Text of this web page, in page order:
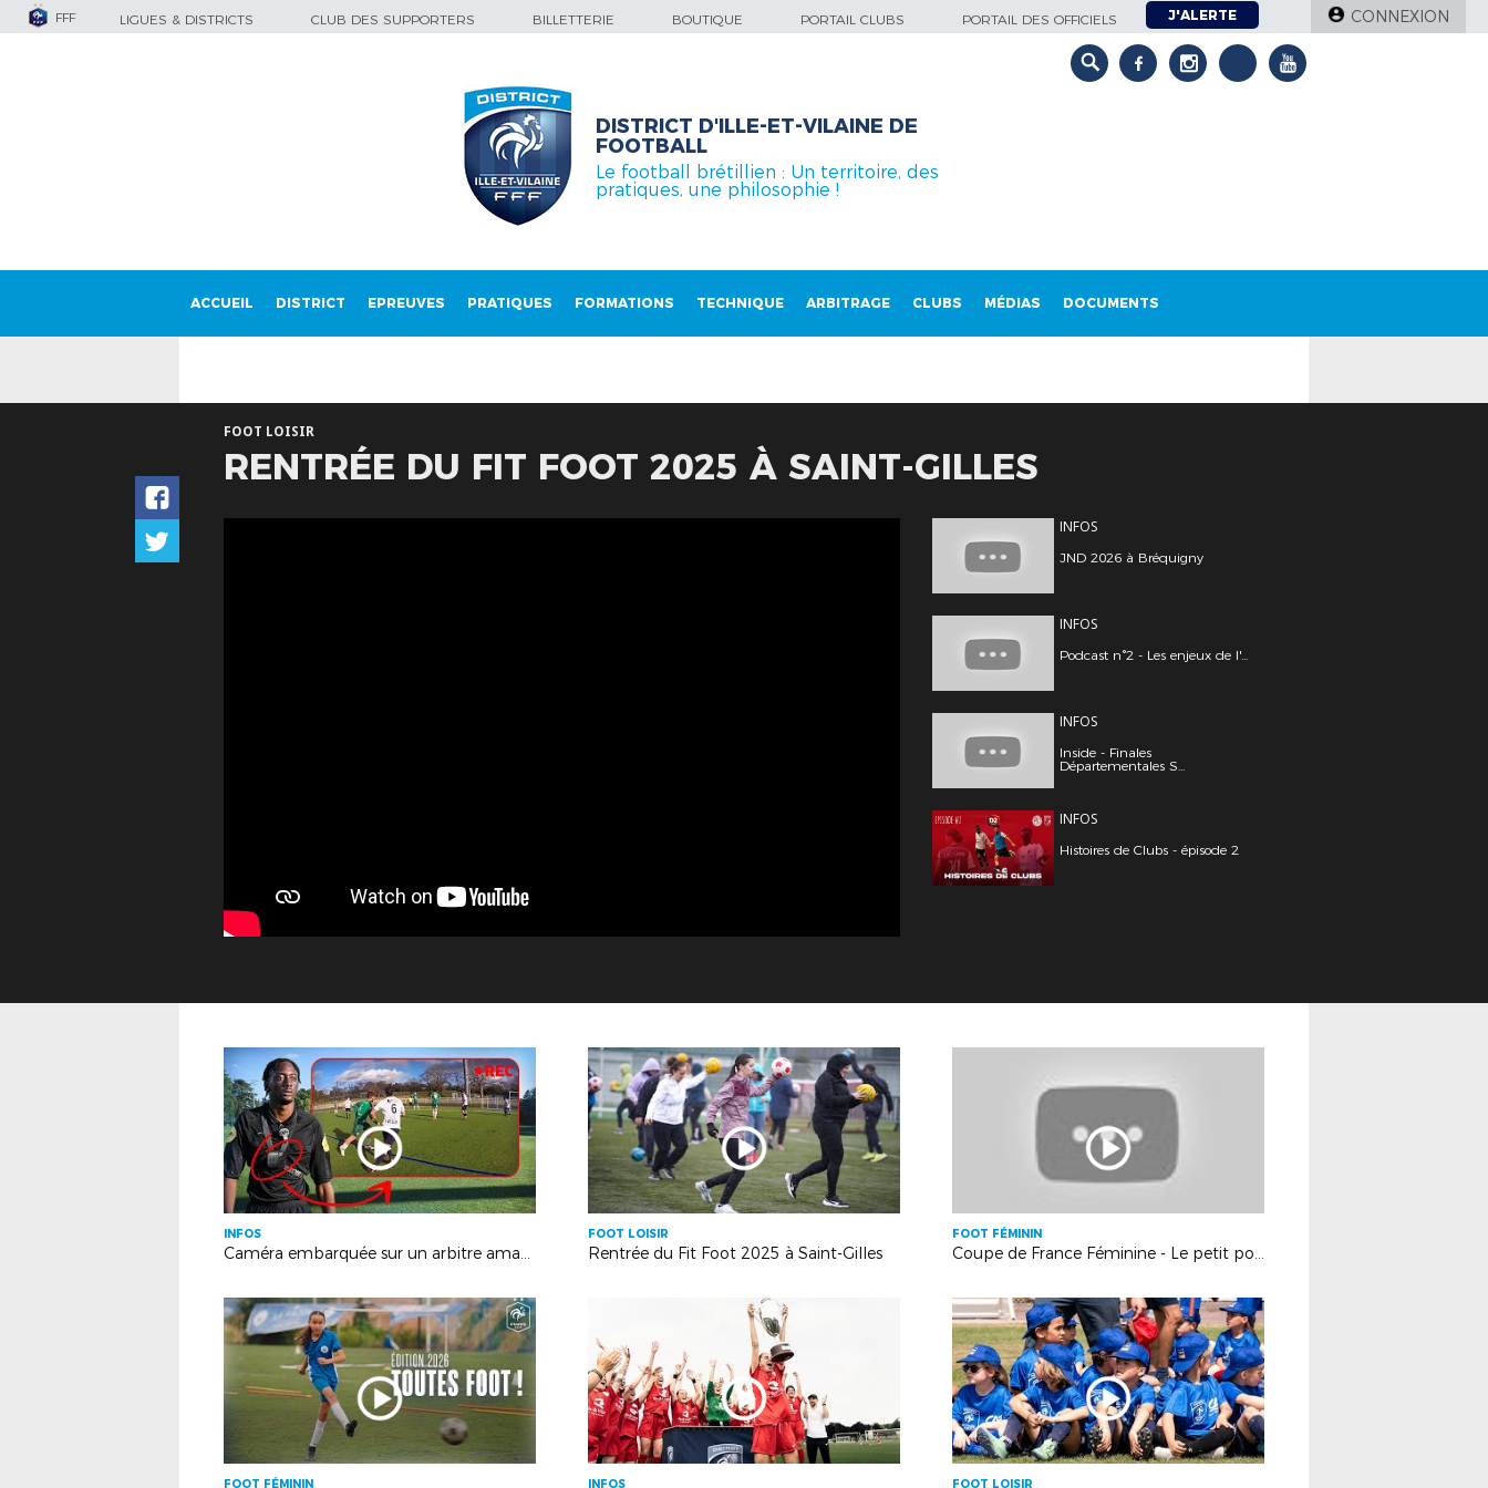
FFF LIGUES & DISTRICTS CLUB DES SUPPORTERS BILLETTERIE BOUTIQUE PORTAIL CLUBS PORTAIL DES OFFICIELS J'ALERTE CONNEXION
DISTRICT D'ILLE-ET-VILAINE DE
FOOTBALL
Le football brétillien : Un territoire, des
pratiques, une philosophie !
ACCUEIL DISTRICT EPREUVES PRATIQUES FORMATIONS TECHNIQUE ARBITRAGE CLUBS MÉDIAS DOCUMENTS
FOOT LOISIR
RENTRÉE DU FIT FOOT 2025 À SAINT-GILLES
INFOS
JND 2026 à Bréquigny
INFOS
Podcast n°2 - Les enjeux de l'...
INFOS
Inside - Finales
Départementales S...
INFOS
Histoires de Clubs - épisode 2
INFOS
Caméra embarquée sur un arbitre amateur
FOOT LOISIR
Rentrée du Fit Foot 2025 à Saint-Gilles
FOOT FÉMININ
Coupe de France Féminine - Le petit poucet breton (4e t) : ES Thorigné-Fouillard | HDC #1
FOOT FÉMININ INFOS FOOT LOISIR